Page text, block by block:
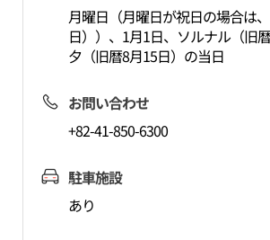
月曜日（月曜日が祝日の場合は
日））、1月1日、ソルナル（旧
夕（旧暦8月15日）の当日
お問い合わせ
+82-41-850-6300
駐車施設
あり